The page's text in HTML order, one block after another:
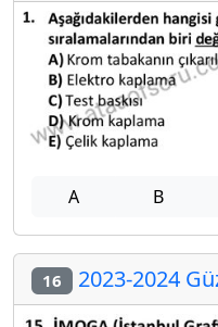
A B
16 2023-2024